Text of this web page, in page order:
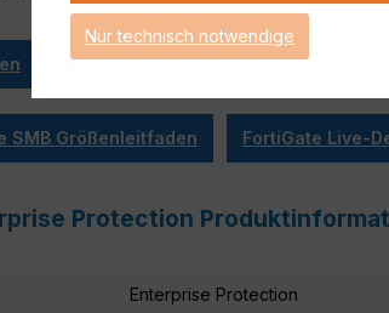
SMB Größenleitfaden FortiGate Live-
Protection
Enterprise Protection
Nur technisch notwendige